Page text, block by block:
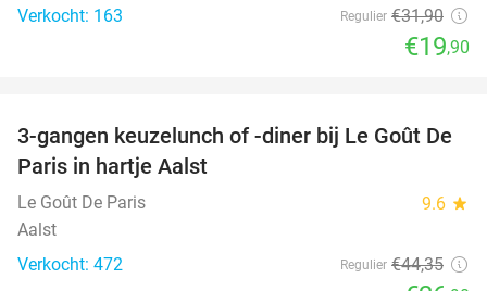
Verkocht: 163
Regulier €31,90
€19,90
39%
3-gangen keuzelunch of -diner bij Le Goût De
Paris in hartje Aalst
Le Goût De Paris 9.6 star
Aalst
Verkocht: 472
Regulier €44,35